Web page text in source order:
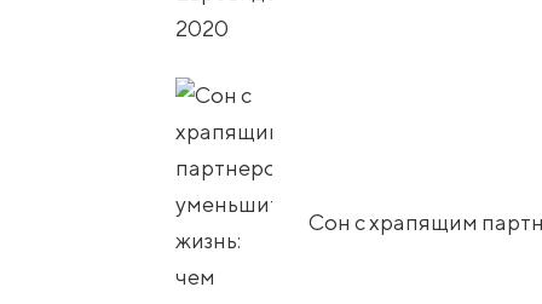
Сон с храпящим